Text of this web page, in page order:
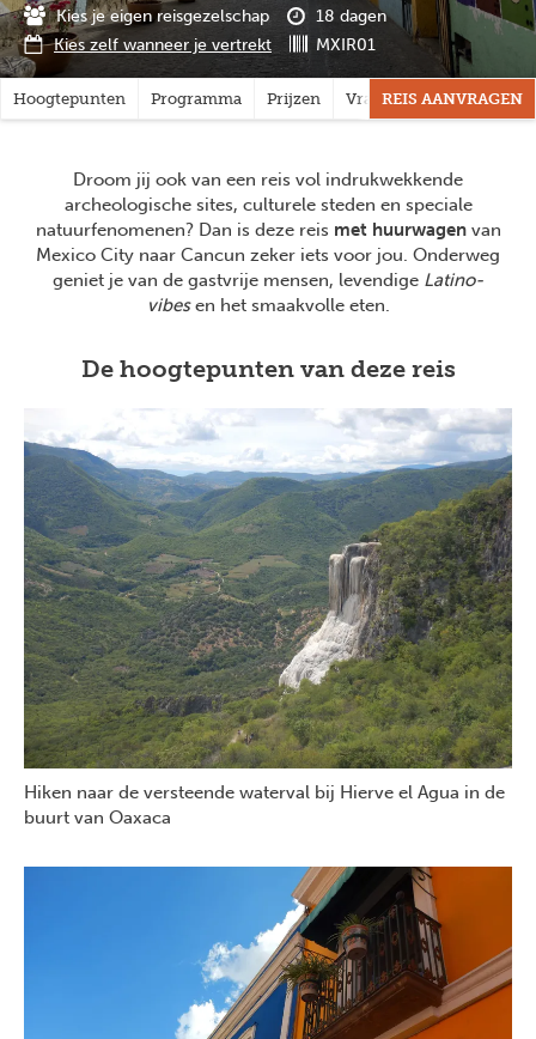
Kies je eigen reisgezelschap
18 dagen
Kies zelf wanneer je vertrekt
MXIR01
Hoogtepunten Programma Prijzen Vragen?REIS AANVRAGEN
Droom jij ook van een reis vol indrukwekkende
archeologische sites, culturele steden en speciale
natuurfenomenen? Dan is deze reis met huurwagenvan
Mexico City naar Cancun zeker iets voor jou. Onderweg
geniet je van de gastvrije mensen, levendige Latino-
vibesen het smaakvolle eten.
De hoogtepunten van deze reis
Hiken naar de versteende waterval bij Hierve el Agua in de
buurt van Oaxaca